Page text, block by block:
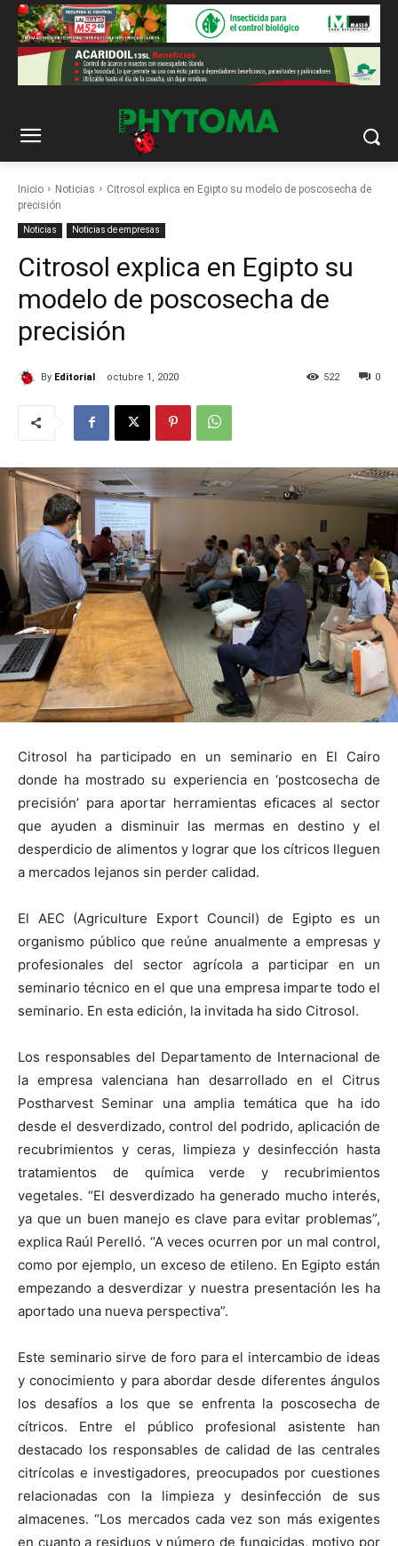
Inicio Noticias
Citrosol explica en Egipto su modelo de poscosecha de
precisión
Noticias Noticias de empresas
Citrosol explica en Egipto su
modelo de poscosecha de
precisión
By Editorial octubre 1, 2020 0
522
Citrosol ha participado en un seminario en El Cairo
donde ha mostrado su experiencia en ‘postcosecha de
precisión’ para aportar herramientas eficaces al sector
que ayuden a disminuir las mermas en destino y el
desperdicio de alimentos y lograr que los cítricos lleguen
a mercados lejanos sin perder calidad.
El AEC (Agriculture Export Council) de Egipto es un
organismo público que reúne anualmente a empresas y
profesionales del sector agrícola a participar en un
seminario técnico en el que una empresa imparte todo el
seminario. En esta edición, la invitada ha sido Citrosol.
Los responsables del Departamento de Internacional de
la empresa valenciana han desarrollado en el Citrus
Postharvest Seminar una amplia temática que ha ido
desde el desverdizado, control del podrido, aplicación de
recubrimientos y ceras, limpieza y desinfección hasta
tratamientos de química verde y recubrimientos
vegetales. “El desverdizado ha generado mucho interés,
ya que un buen manejo es clave para evitar problemas”,
explica Raúl Perelló. “A veces ocurren por un mal control,
como por ejemplo, un exceso de etileno. En Egipto están
empezando a desverdizar y nuestra presentación les ha
aportado una nueva perspectiva”.
Este seminario sirve de foro para el intercambio de ideas
y conocimiento y para abordar desde diferentes ángulos
los desafíos a los que se enfrenta la poscosecha de
cítricos. Entre el público profesional asistente han
destacado los responsables de calidad de las centrales
citrícolas e investigadores, preocupados por cuestiones
relacionadas con la limpieza y desinfección de sus
almacenes. “Los mercados cada vez son más exigentes
en cuanto a residuos y número de fungicidas, motivo por